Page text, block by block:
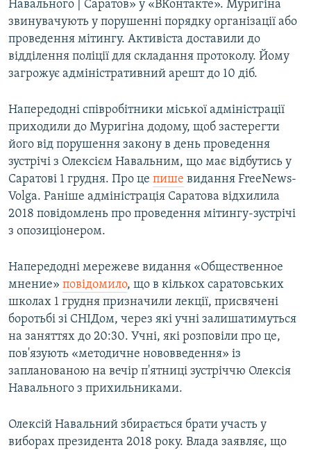
Навального | Саратов» у «ВКонтакте». Муригіна
звинувачують у порушенні порядку організації або
проведення мітингу. Активіста доставили до
відділення поліції для складання протоколу. Йому
загрожує адміністративний арешт до 10 діб.
Напередодні співробітники міської адміністрації
приходили до Муригіна додому, щоб застерегти
його від порушення закону в день проведення
зустрічі з Олексієм Навальним, що має відбутись у
Саратові 1 грудня. Про це пише видання FreeNews-
Volga. Раніше адміністрація Саратова відхилила
2018 повідомлень про проведення мітингу-зустрічі
з опозиціонером.
Напередодні мережеве видання «Общественное
мнение» повідомило, що в кількох саратовських
школах 1 грудня призначили лекції, присвячені
боротьбі зі СНІДом, через які учні залишатимуться
на заняттях до 20:30. Учні, які розповіли про це,
пов'язують «методичне нововведення» із
запланованою на вечір п'ятниці зустріччю Олексія
Навального з прихильниками.
Олексій Навальний збирається брати участь у
виборах президента 2018 року. Влада заявляє, що